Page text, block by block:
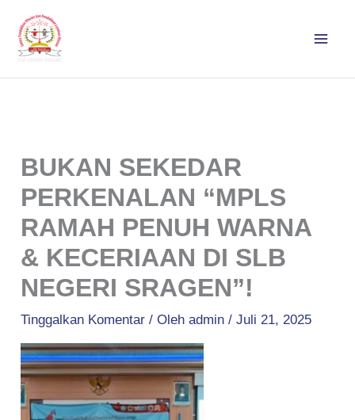
konten
BUKAN SEKEDAR
PERKENALAN “MPLS
RAMAH PENUH WARNA
& KECERIAAN DI SLB
NEGERI SRAGEN”!
Tinggalkan Komentar / Olehadmin/Juli 21, 2025